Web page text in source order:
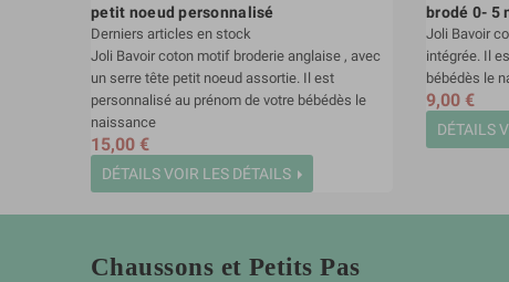
petit noeud personnalisé
Derniers articles en stock
Joli Bavoir coton motif broderie anglaise , avec
un serre tête petit noeud assortie. Il est
personnalisé au prénom de votre bébédès le
naissance
15,00 €
DÉTAILSVOIR LES DÉTAILS
brodé 0- 5
Joli Bavoir
intégrée. Il
bébédès le
9,00 €
DÉTAILS
Chaussons et Petits Pas